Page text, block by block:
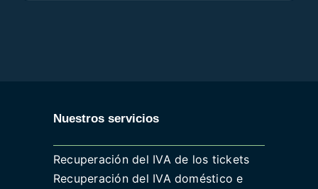
Nuestros servicios
Recuperación del IVA de los tickets
Recuperación del IVA doméstico e